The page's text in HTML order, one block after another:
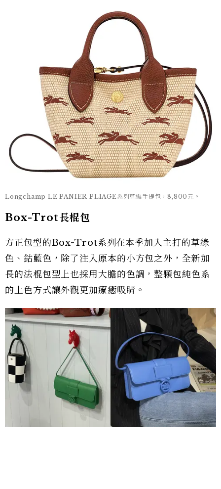
Longchamp LE PANIER PLIAGE系列草編手提包，8,800元。
Box-Trot長棍包
方正包型的Box-Trot系列在本季加入主打的草綠
色、鈷藍色，除了注入原本的小方包之外，全新加
長的法棍包型上也採用大膽的色調，整顆包純色系
的上色方式讓外觀更加療癒吸睛。